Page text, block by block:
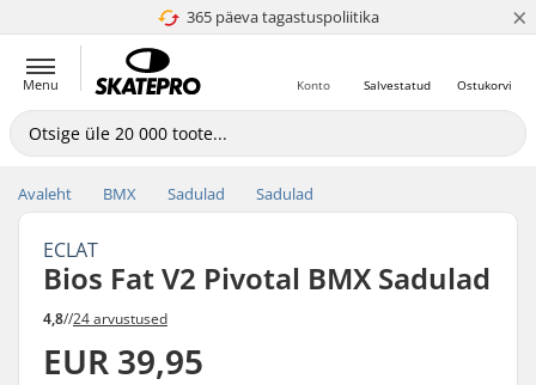
365 päeva tagastuspoliitika
4.8 paljaks 5 ×
Menu Ostukorvi
Salvestatud
Konto
Avaleht BMX Sadulad Sadulad
ECLAT
Bios Fat V2 Pivotal BMX Sadulad
4,8//24 arvustused
EUR 39,95